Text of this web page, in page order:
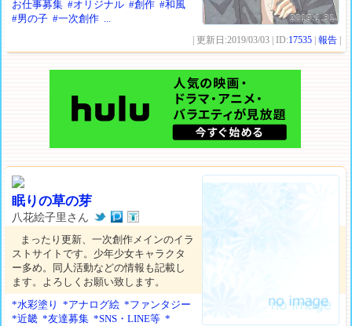
2019.1.31
お仕事募集 #オリジナル #創作 #和風
#男の子 #一次創作 ...
| 更新日:2019/03/03 | ID:17535 |報告
眠りの草の芽
八花絵子里さん
まったり更新、一次創作メインのイラ
ストサイトです。少年少女キャラクタ
ー多め。同人活動などの情報も記載し
ます。よろしくお願い致します。
*水彩塗り
*アナログ絵 *ファンタジー
*近畿 *友達募集 *SNS・LINE等 *